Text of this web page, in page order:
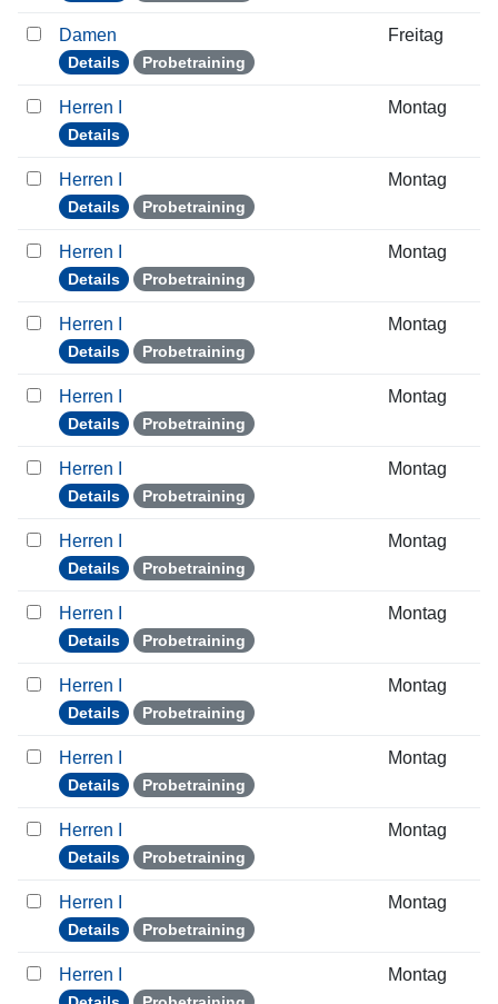
Damen
Details Probetraining
Freitag
Herren I
Details
Montag
Herren I
Details Probetraining
Montag
Herren I
Details Probetraining
Montag
Herren I
Details Probetraining
Montag
Herren I
Details Probetraining
Montag
Herren I
Details Probetraining
Montag
Herren I
Details Probetraining
Montag
Herren I
Details Probetraining
Montag
Herren I
Details Probetraining
Montag
Herren I
Details Probetraining
Montag
Herren I
Details Probetraining
Montag
Herren I
Details Probetraining
Montag
Herren I Montag